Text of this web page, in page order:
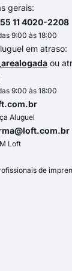
gerais:
11 4020-2208
9:00 às 18:00
em atraso:
ou
9:00 às 18:00
Aluguel
Loft
de